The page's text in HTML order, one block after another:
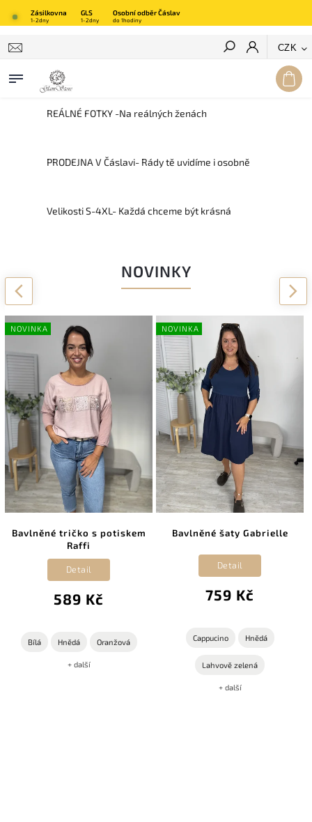
Zásilkovna GLS Osobní odběr Čáslav
1-2dny 1-2dny do 1hodiny
CZK
Hledat
REÁLNÉ FOTKY -Na reálných ženách
PRODEJNA V Čáslavi- Rády tě uvidíme i osobně
Velikosti S-4XL- Každá chceme být krásná
NOVINKY
NOVINKA
Bavlněné tričko s potiskem
Raffi
589 Kč
Detail
Bílá Hnědá Oranžová
+ další
NOVINKA
Bavlněné šaty Gabrielle
759 Kč
Detail
Cappucino Hnědá
Lahvově zelená
+ další